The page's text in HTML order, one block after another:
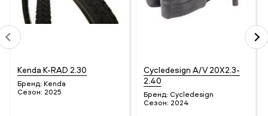
Kenda K-RAD 2.30
Бренд: Kenda
Сезон: 2025
Cycledesign A/V 20X2.3-
2.40
Бренд: Cycledesign
Сезон: 2024